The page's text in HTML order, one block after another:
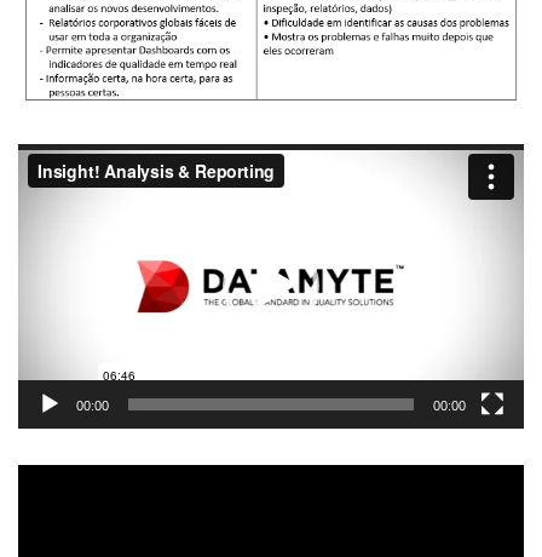
Tocador
de
00:00 00:00